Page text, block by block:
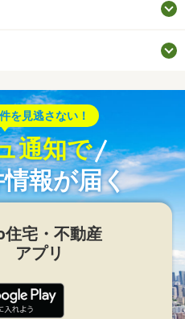
を見逃さない！
通知で
報が届く
住宅・不動産
アプリ